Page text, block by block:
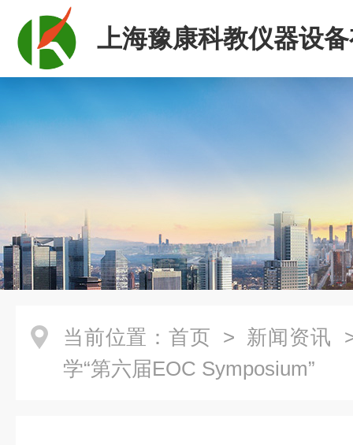
上海豫康科教仪器设
司
当前位置： 首页 > 新闻资讯
学“第六届EOC Symposium”